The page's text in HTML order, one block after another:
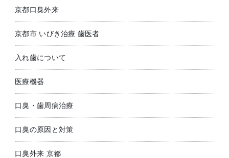
京都口臭外来
京都市 いびき治療 歯医者
入れ歯について
医療機器
口臭・歯周病治療
口臭の原因と対策
口臭外来 京都